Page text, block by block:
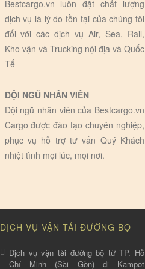
Bestcargo.vn luôn đặt chất lượng
dịch vụ là lý do tồn tại của chúng tôi
đối với các dịch vụ Air, Sea, Rail,
Kho vận và Trucking nội địa và Quốc
Tế
ĐỘI NGŨ NHÂN VIÊN
Đội ngũ nhân viên của Bestcargo.vn
Cargo được đào tạo chuyên nghiệp,
phục vụ hỗ trợ tư vấn Quý Khách
nhiệt tình mọi lúc, mọi nơi.
DỊCH VỤ VẬN TẢI ĐƯỜNG BỘ
Dịch vụ vận tải đường bộ từ TP. Hồ
Chí Minh (Sài Gòn) đi Kampot